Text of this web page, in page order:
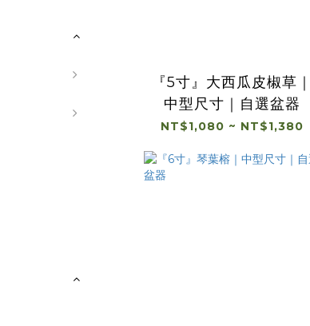
『5寸』大西瓜皮椒草｜
中型尺寸｜自選盆器
NT$1,080 ~ NT$1,380